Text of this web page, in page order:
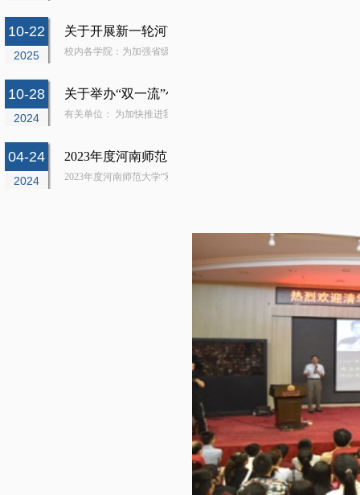
10-22
2025
关于开展新一轮河南省重点学科期中检查的通知
校内各学院：为加强省级重点学科建设过程管理，根据《河南省教育
10-28
2024
关于举办“双一流”创建专题报告会的通知
有关单位： 为加快推进我校“双一流”创建工作，实现内涵式高质量发
04-24
2024
2023年度河南师范大学“双一流”创建资金绩效评价
2023年度河南师范大学“双一流”创建资金绩效评价报告安策绩效大数